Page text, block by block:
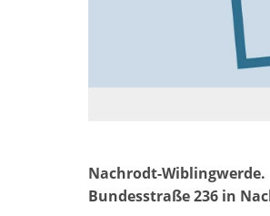
Nachrodt-
Bundesstraße 236 in